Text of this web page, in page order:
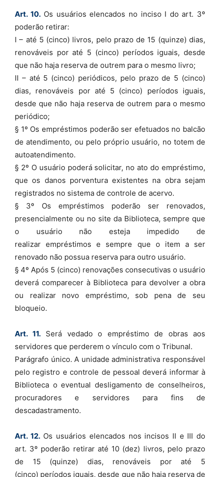
Art. 10.Os usuários elencados no inciso I do art. 3º
poderão retirar:
I – até 5 (cinco) livros, pelo prazo de 15 (quinze) dias,
renováveis por até 5 (cinco) períodos iguais, desde
que não haja reserva de outrem para o mesmo livro;
II – até 5 (cinco) periódicos, pelo prazo de 5 (cinco)
dias, renováveis por até 5 (cinco) períodos iguais,
desde que não haja reserva de outrem para o mesmo
periódico;
§ 1º Os empréstimos poderão ser efetuados no balcão
de atendimento, ou pelo próprio usuário, no totem de
autoatendimento.
§ 2º O usuário poderá solicitar, no ato do empréstimo,
que os danos porventura existentes na obra sejam
registrados no sistema de controle de acervo.
§ 3º Os empréstimos poderão ser renovados,
presencialmente ou no site da Biblioteca, sempre que
o usuário não esteja impedido de
realizar empréstimos e sempre que o item a ser
renovado não possua reserva para outro usuário.
§ 4º Após 5 (cinco) renovações consecutivas o usuário
deverá comparecer à Biblioteca para devolver a obra
ou realizar novo empréstimo, sob pena de seu
bloqueio.
Art. 11.Será vedado o empréstimo de obras aos
servidores que perderem o vínculo com o Tribunal.
Parágrafo único. A unidade administrativa responsável
pelo registro e controle de pessoal deverá informar à
Biblioteca o eventual desligamento de conselheiros,
procuradores e servidores para fins de
descadastramento.
Art. 12.Os usuários elencados nos incisos II e III do
art. 3º poderão retirar até 10 (dez) livros, pelo prazo
de 15 (quinze) dias, renováveis por até 5
(cinco) períodos iguais, desde que não haja reserva de